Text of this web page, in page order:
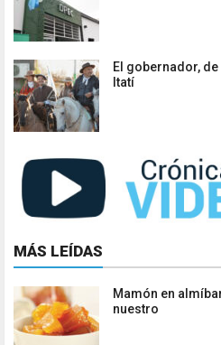
El gobernador,
Itatí
MÁS LEÍDAS
Mamón en
nuestro